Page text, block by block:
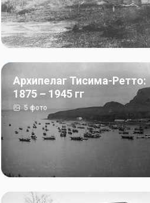
Архипелаг Тисима-Ретто:
1875 – 1945 гг
5фото